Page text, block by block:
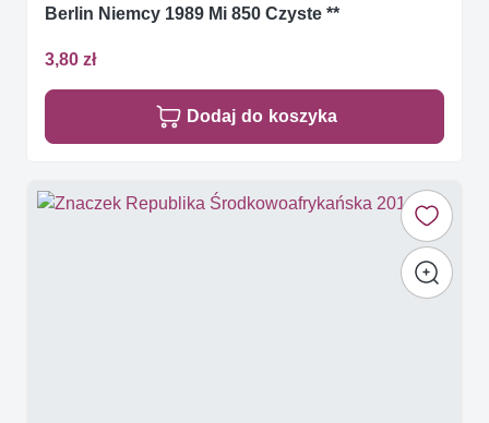
Berlin Niemcy 1989 Mi 850 Czyste **
3,80 zł
Dodaj do koszyka